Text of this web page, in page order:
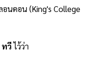
นดอน (King's College
ทวีไว้ว่า